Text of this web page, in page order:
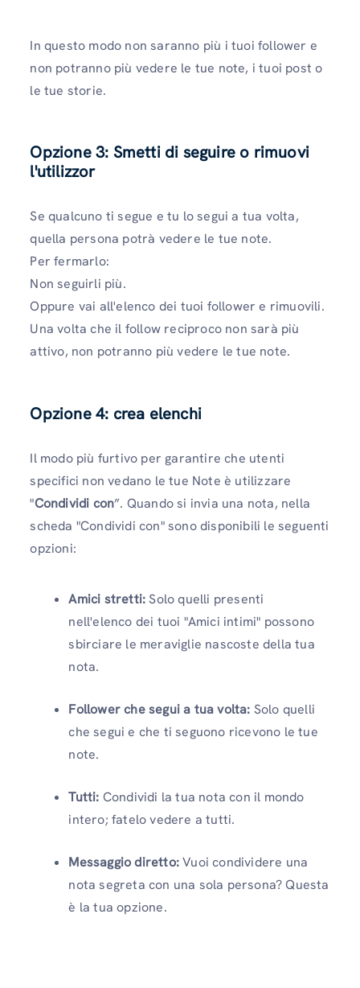
In questo modo non saranno più i tuoi follower e
non potranno più vedere le tue note, i tuoi post o
le tue storie.
Opzione 3: Smetti di seguire o rimuovi
l'utilizzor
Se qualcuno ti segue e tu lo segui a tua volta,
quella persona potrà vedere le tue note.
Per fermarlo:
Non seguirli più.
Oppure vai all'elenco dei tuoi follower e rimuovili.
Una volta che il follow reciproco non sarà più
attivo, non potranno più vedere le tue note.
Opzione 4: crea elenchi
Il modo più furtivo per garantire che utenti
specifici non vedano le tue Note è utilizzare
"Condividi con”. Quando si invia una nota, nella
scheda "Condividi con" sono disponibili le seguenti
opzioni:
Amici stretti:Solo quelli presenti
nell'elenco dei tuoi "Amici intimi" possono
sbirciare le meraviglie nascoste della tua
nota.
Follower che segui a tua volta: Solo quelli
che segui e che ti seguono ricevono le tue
note.
Tutti: Condividi la tua nota con il mondo
intero; fatelo vedere a tutti.
Messaggio diretto:Vuoi condividere una
nota segreta con una sola persona? Questa
è la tua opzione.